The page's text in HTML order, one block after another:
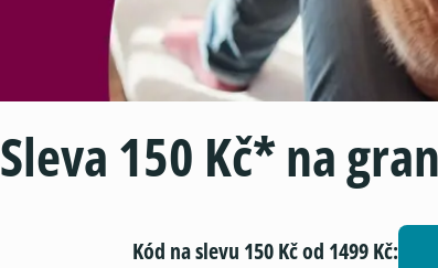
Sleva 150 Kč* na
Kód na slevu 150 Kč od 1499 Kč: